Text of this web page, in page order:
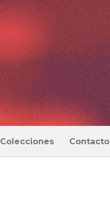
Colecciones Contacto